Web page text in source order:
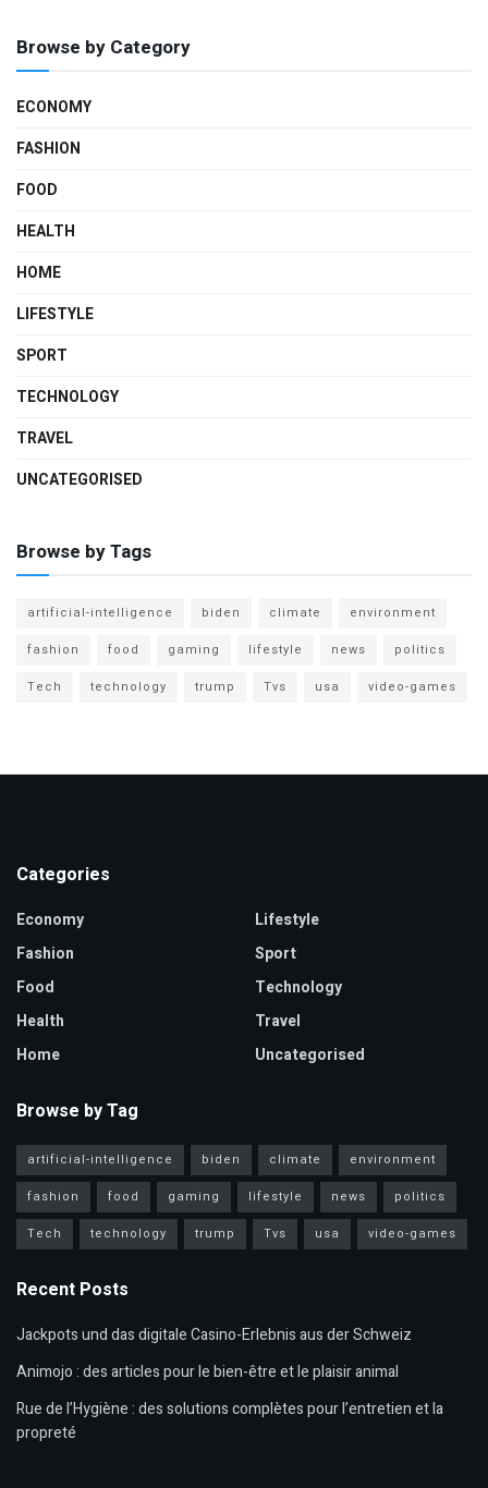
Browse by Category
ECONOMY
FASHION
FOOD
HEALTH
HOME
LIFESTYLE
SPORT
TECHNOLOGY
TRAVEL
UNCATEGORISED
Browse by Tags
artificial-intelligence biden climate
environment
fashion
food gaming lifestyle news
politics
Tech
technology trump Tvs usa video-games
Categories
Economy
Fashion
Food
Health
Home
Lifestyle
Sport
Technology
Travel
Uncategorised
Browse by Tag
artificial-intelligence biden climate
environment
fashion
food gaming lifestyle news
politics
Tech
technology trump Tvs usa video-games
Recent Posts
Jackpots und das digitale Casino-Erlebnis aus der Schweiz
Animojo : des articles pour le bien-être et le plaisir animal
Rue de l’Hygiène : des solutions complètes pour l’entretien et la
propreté